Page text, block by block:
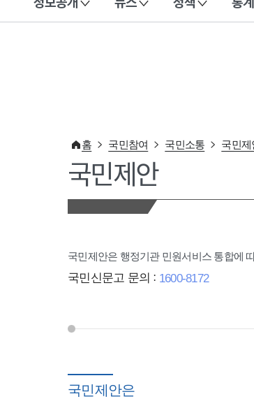
이 누리집은 대한민국 공식 전자정부 누리집입니다.
홈 국민참여 국민소통 국민제
국민제안
국민제안은 행정기관 민원서비스 통합에
국민신문고 문의 : 1600-8172
국민제안은